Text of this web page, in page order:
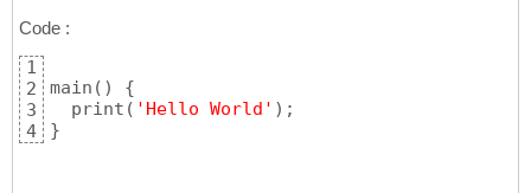
Code :
1
2
3
4
main ( )
{
  print
( 'Hello World' )
}